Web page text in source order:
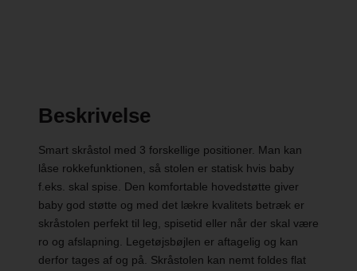
Beskrivelse
Smart skråstol med 3 forskellige positioner. Man kan
låse rokkefunktionen, så stolen er statisk hvis baby
f.eks. skal spise. Den komfortable hovedstøtte giver
baby god støtte og med det lækre kvalitets betræk er
skråstolen perfekt til leg, spisetid eller når der skal være
ro og afslapning. Legetøjsbøjlen er aftagelig og kan
derfor tages af og på. Skråstolen kan nemt foldes flat